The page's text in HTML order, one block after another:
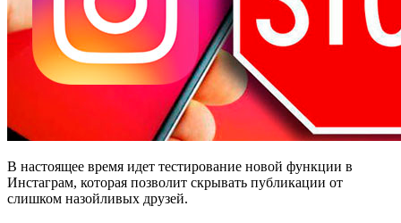
В настоящее время идет тестирование новой функции в
Инстаграм, которая позволит скрывать публикации от
слишком назойливых друзей.